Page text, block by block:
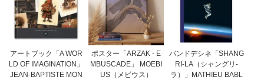
アートブック「A WOR
LD OF IMAGINATION」
JEAN-BAPTISTE MON
ポスター「ARZAK - E
MBUSCADE」 MOEBI
US（メビウス）
バンドデシネ「SHANG
RI-LA（シャングリ-
ラ）」MATHIEU BABL